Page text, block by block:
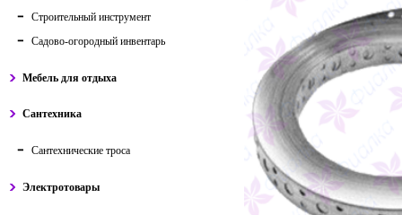
Строительный инструмент
Садово-огородный инвентарь
Мебель для отдыха
Сантехника
Сантехнические троса
Электротовары